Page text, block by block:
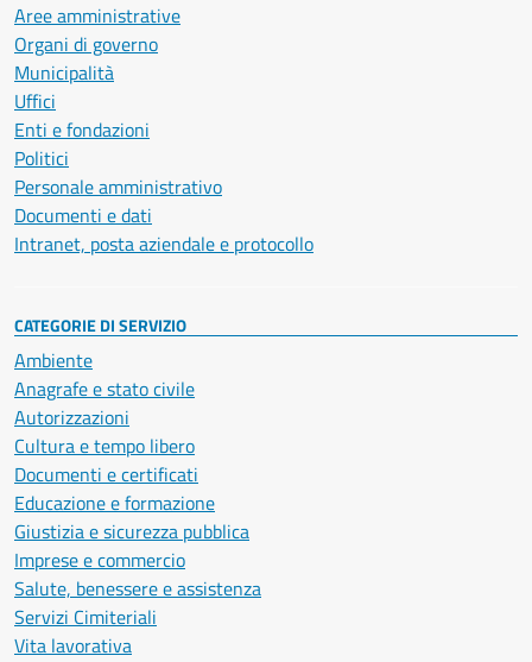
Aree amministrative
Organi di governo
Municipalità
Uffici
Enti e fondazioni
Politici
Personale amministrativo
Documenti e dati
Intranet, posta aziendale e protocollo
CATEGORIE DI SERVIZIO
Ambiente
Anagrafe e stato civile
Autorizzazioni
Cultura e tempo libero
Documenti e certificati
Educazione e formazione
Giustizia e sicurezza pubblica
Imprese e commercio
Salute, benessere e assistenza
Servizi Cimiteriali
Vita lavorativa